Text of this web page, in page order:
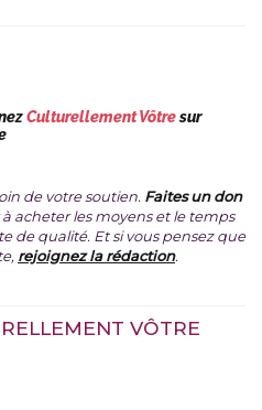
Culturellement Vôtresur
de votre soutien. Faites un don
acheter les moyens et le temps
de qualité. Et si vous pensez que
rejoignez la rédaction.
VÔTRE